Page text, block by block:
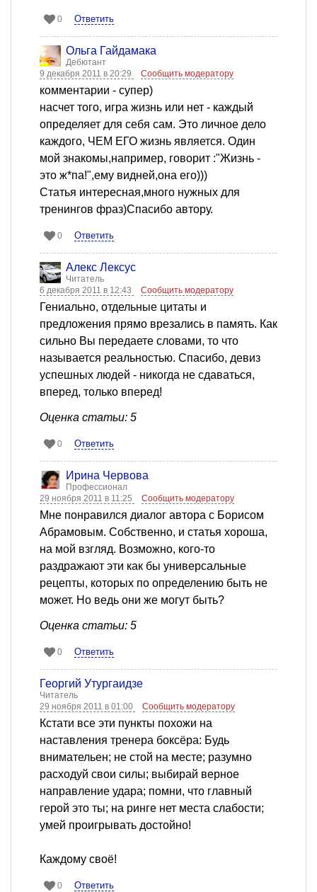
0 Ответить
Ольга Гайдамака
Дебютант
9 декабря 2011 в 20:29
Сообщить модератору
комментарии - супер)
насчет того, игра жизнь или нет - каждый
определяет для себя сам. Это личное дело
каждого, ЧЕМ ЕГО жизнь является. Один
мой знакомы,например, говорит :"Жизнь -
это ж*па!",ему видней,она его)))
Статья интересная,много нужных для
тренингов фраз)Спасибо автору.
0 Ответить
Алекс Лексус
Читатель
6 декабря 2011 в 12:43
Сообщить модератору
Гениально, отдельные цитаты и
предложения прямо врезались в память. Как
сильно Вы передаете словами, то что
называется реальностью. Спасибо, девиз
успешных людей - никогда не сдаваться,
вперед, только вперед!
Оценка статьи: 5
0 Ответить
Ирина Червова
Профессионал
29 ноября 2011 в 11:25
Сообщить модератору
Мне понравился диалог автора с Борисом
Абрамовым. Собственно, и статья хороша,
на мой взгляд. Возможно, кого-то
раздражают эти как бы универсальные
рецепты, которых по определению быть не
может. Но ведь они же могут быть?
Оценка статьи: 5
0 Ответить
Георгий Утургаидзе
Читатель
29 ноября 2011 в 01:00
Сообщить модератору
Кстати все эти пункты похожи на
наставления тренера боксёра: Будь
внимательен; не стой на месте; разумно
расходуй свои силы; выбирай верное
направление удара; помни, что главный
герой это ты; на ринге нет места слабости;
умей проигрывать достойно!
Каждому своё!
0 Ответить